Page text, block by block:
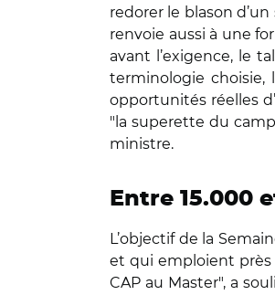
redorer le blason
renvoie aussi à une
avant l’exigence, le
terminologie
opportunités réelles
"la superette du
ministre.
Entre 15.000
L’objectif de la
et qui emploient près
CAP au Master", a